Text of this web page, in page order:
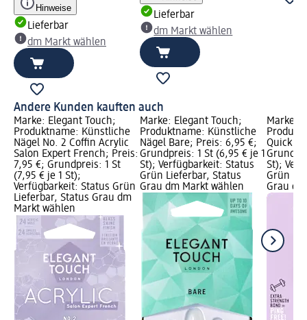
Hinweise
Lieferbar
dm Markt wählen
Lieferbar
dm Markt wählen
Andere Kunden kauften auch
Marke: Elegant Touch;
Produktname: Künstliche
Nägel No. 2 Coffin Acrylic
Salon Expert French; Preis:
7,95 €; Grundpreis: 1 St
(7,95 € je 1 St);
Verfügbarkeit: Status Grün
Lieferbar, Status Grau dm
Markt wählen
Marke: Elegant Touch;
Produktname: Künstliche
Nägel Bare; Preis: 6,95 €;
Grundpreis: 1 St (6,95 € je 1
St); Verfügbarkeit: Status
Grün Lieferbar, Status
Grau dm Markt wählen
Marke:
Quick
St);
Grün
Grau